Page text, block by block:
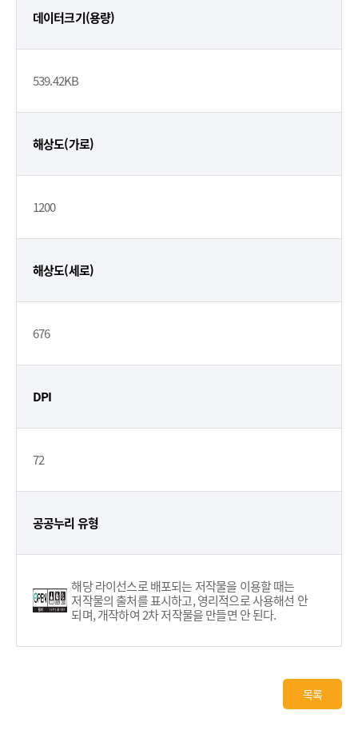
데이터크기(용량)
539.42KB
해상도(가로)
1200
해상도(세로)
676
DPI
72
공공누리 유형
해당 라이선스로 배포되는 저작물을 이용할 때는
저작물의 출처를 표시하고, 영리적으로 사용해선 안
되며, 개작하여 2차 저작물을 만들면 안 된다.
목록